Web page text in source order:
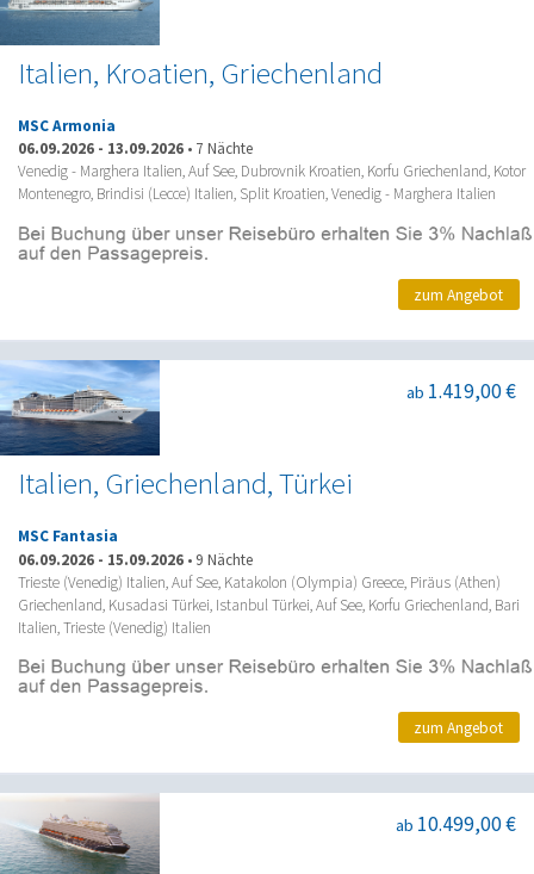
Italien, Kroatien, Griechenland
MSC Armonia
06.09.2026 - 13.09.2026 • 7 Nächte
Venedig - Marghera Italien, Auf See, Dubrovnik Kroatien, Korfu Griechenland, Kotor
Montenegro, Brindisi (Lecce) Italien, Split Kroatien, Venedig - Marghera Italien
zum Angebot
Italien, Griechenland, Türkei
ab 1.419,00 €
MSC Fantasia
06.09.2026 - 15.09.2026 • 9 Nächte
Trieste (Venedig) Italien, Auf See, Katakolon (Olympia) Greece, Piräus (Athen)
Griechenland, Kusadasi Türkei, Istanbul Türkei, Auf See, Korfu Griechenland, Bari
Italien, Trieste (Venedig) Italien
zum Angebot
ab 10.499,00 €